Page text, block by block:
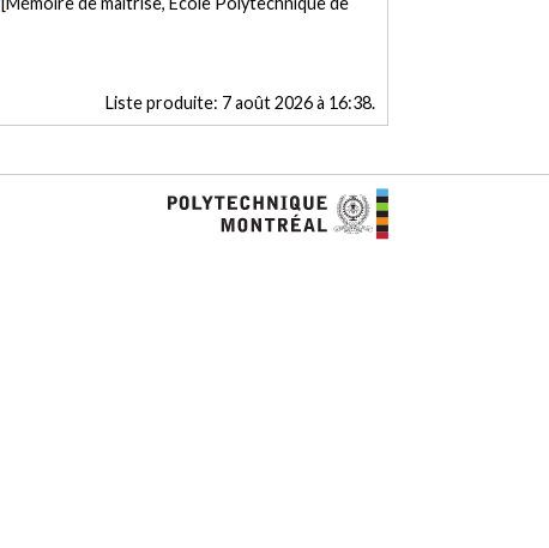
Liste produite: 7 août 2026 à 16:38.